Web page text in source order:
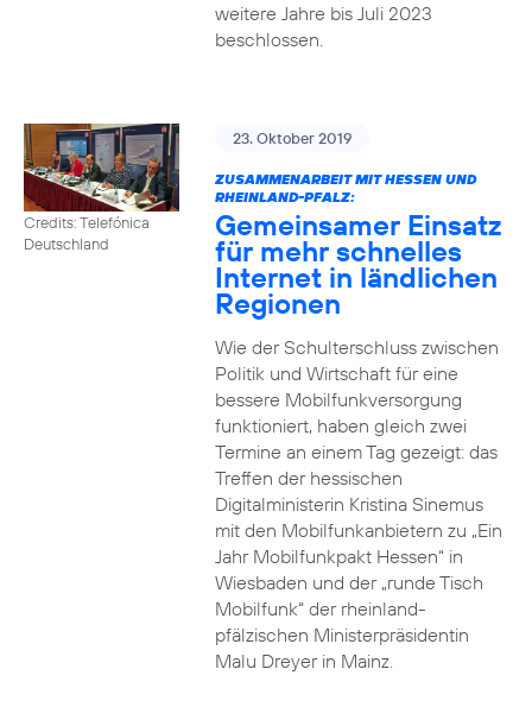
weitere Jahre bis Juli 2023
beschlossen.
Credits: Telefónica
Deutschland
23. Oktober 2019
ZUSAMMENARBEIT MIT HESSEN UND
RHEINLAND-PFALZ:
Gemeinsamer Einsatz
für mehr schnelles
Internet in ländlichen
Regionen
Wie der Schulterschluss zwischen
Politik und Wirtschaft für eine
bessere Mobilfunkversorgung
funktioniert, haben gleich zwei
Termine an einem Tag gezeigt: das
Treffen der hessischen
Digitalministerin Kristina Sinemus
mit den Mobilfunkanbietern zu „Ein
Jahr Mobilfunkpakt Hessen“ in
Wiesbaden und der „runde Tisch
Mobilfunk“ der rheinland-
pfälzischen Ministerpräsidentin
Malu Dreyer in Mainz.